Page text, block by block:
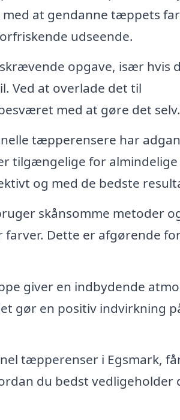
at gendanne tæppets
udseende.
opgave, især hvis
Ved at overlade det til
med at gøre det selv.
tæpperensere har
tilgængelige for almindelige
og med de bedste
skånsomme metoder
Dette er afgørende
giver en indbydende
gør en positiv indvirkning
tæpperenser i Egsmark,
du bedst vedligeholder